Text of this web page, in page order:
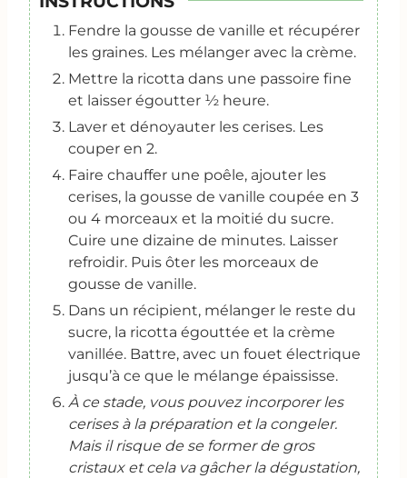
Fendre la gousse de vanille et récupérer
les graines. Les mélanger avec la crème.
Mettre la ricotta dans une passoire fine
et laisser égoutter ½ heure.
Laver et dénoyauter les cerises. Les
couper en 2.
Faire chauffer une poêle, ajouter les
cerises, la gousse de vanille coupée en 3
ou 4 morceaux et la moitié du sucre.
Cuire une dizaine de minutes. Laisser
refroidir. Puis ôter les morceaux de
gousse de vanille.
Dans un récipient, mélanger le reste du
sucre, la ricotta égouttée et la crème
vanillée. Battre, avec un fouet électrique
jusqu’à ce que le mélange épaississe.
À ce stade, vous pouvez incorporer les
cerises à la préparation et la congeler.
Mais il risque de se former de gros
cristaux et cela va gâcher la dégustation,